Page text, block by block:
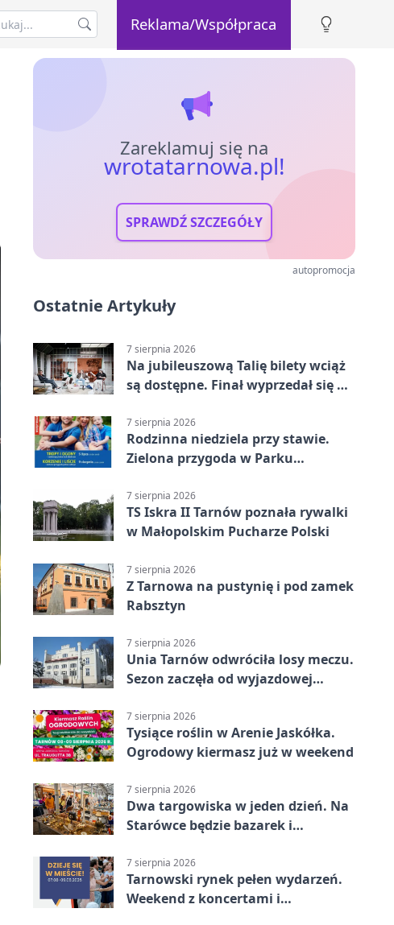
Reklama/Współpraca
Zareklamuj się na
wrotatarnowa.pl!
SPRAWDŹ SZCZEGÓŁY
autopromocja
Ostatnie Artykuły
7 sierpnia 2026
Na jubileuszową Talię bilety wciąż
są dostępne. Finał wyprzedał się w
7 sierpnia 2026
Rodzinna niedziela przy stawie.
Zielona przygoda w Parku
7 sierpnia 2026
TS Iskra II Tarnów poznała rywalki
w Małopolskim Pucharze Polski
7 sierpnia 2026
Z Tarnowa na pustynię i pod zamek
Rabsztyn
7 sierpnia 2026
Unia Tarnów odwróciła losy meczu.
Sezon zaczęła od wyjazdowej
7 sierpnia 2026
Tysiące roślin w Arenie Jaskółka.
Ogrodowy kiermasz już w weekend
7 sierpnia 2026
Dwa targowiska w jeden dzień. Na
Starówce będzie bazarek i
7 sierpnia 2026
Tarnowski rynek pełen wydarzeń.
Weekend z koncertami i